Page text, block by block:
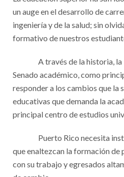
un auge en el desarrollo de
ingeniería y de la salud; sin
formativo de nuestros
A través de la historia,
Senado académico, como
responder a los cambios que la
educativas que demanda la
principal centro de estudios
Puerto Rico necesita
que enaltezcan la formación
con su trabajo y egresados